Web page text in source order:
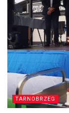
TARNOBRZEG